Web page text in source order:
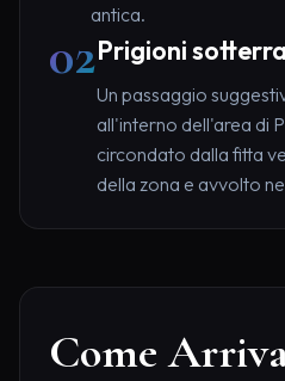
antica.
02Prigioni
Un passaggio
all'interno dell'area di
circondato dalla fitta
della zona e avvolto
Come